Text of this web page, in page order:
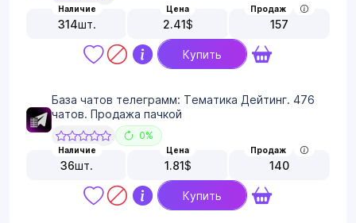
Наличие
314шт.
Цена
2.41$
Продаж
157
Купить
База чатов телеграмм: Тематика Дейтинг. 476
чатов. Продажа пачкой
0%
Наличие
36шт.
Цена
1.81$
Продаж
140
Купить